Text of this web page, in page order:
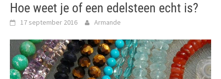
Hoe weet je of een edelsteen echt is?
17 september 2016 Armande